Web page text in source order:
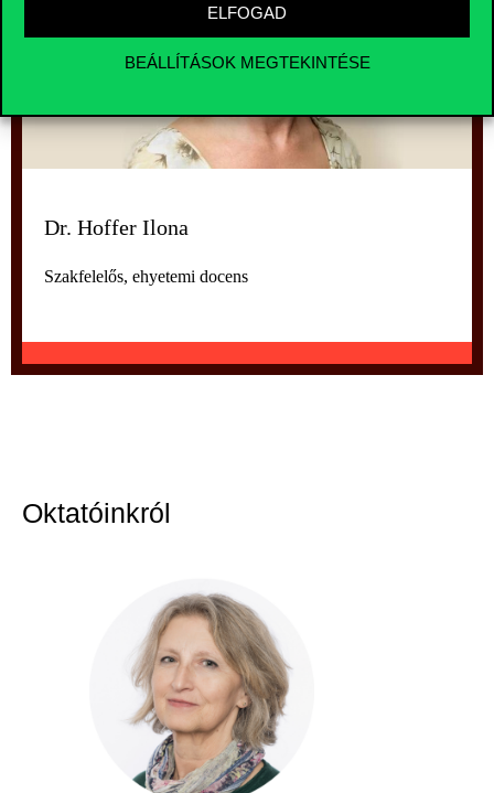
ELFOGAD
BEÁLLÍTÁSOK MEGTEKINTÉSE
Dr. Hoffer Ilona
Szakfelelős, ehyetemi docens
Oktatóinkról